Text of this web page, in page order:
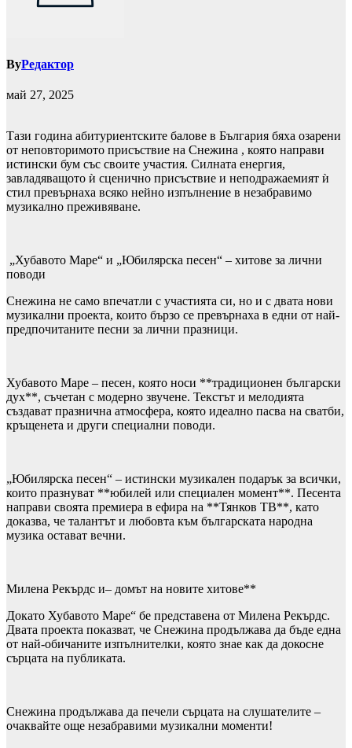
ByРедактор
май 27, 2025
Тази година абитуриентските балове в България бяха озарени
от неповторимото присъствие на Снежина , която направи
истински бум със своите участия. Силната енергия,
завладяващото ѝ сценично присъствие и неподражаемият ѝ
стил превърнаха всяко нейно изпълнение в незабравимо
музикално преживяване.
„Хубавото Маре“ и „Юбилярска песен“ – хитове за лични
поводи
Снежина не само впечатли с участията си, но и с двата нови
музикални проекта, които бързо се превърнаха в едни от най-
предпочитаните песни за лични празници.
Хубавото Маре – песен, която носи **традиционен български
дух**, съчетан с модерно звучене. Текстът и мелодията
създават празнична атмосфера, която идеално пасва на сватби,
кръщенета и други специални поводи.
„Юбилярска песен“ – истински музикален подарък за всички,
които празнуват **юбилей или специален момент**. Песента
направи своята премиера в ефира на **Тянков ТВ**, като
доказва, че талантът и любовта към българската народна
музика остават вечни.
Милена Рекърдс и– домът на новите хитове**
Докато Хубавото Маре“ бе представена от Милена Рекърдс.
Двата проекта показват, че Снежина продължава да бъде една
от най-обичаните изпълнителки, която знае как да докосне
сърцата на публиката.
Снежина продължава да печели сърцата на слушателите –
очаквайте още незабравими музикални моменти!